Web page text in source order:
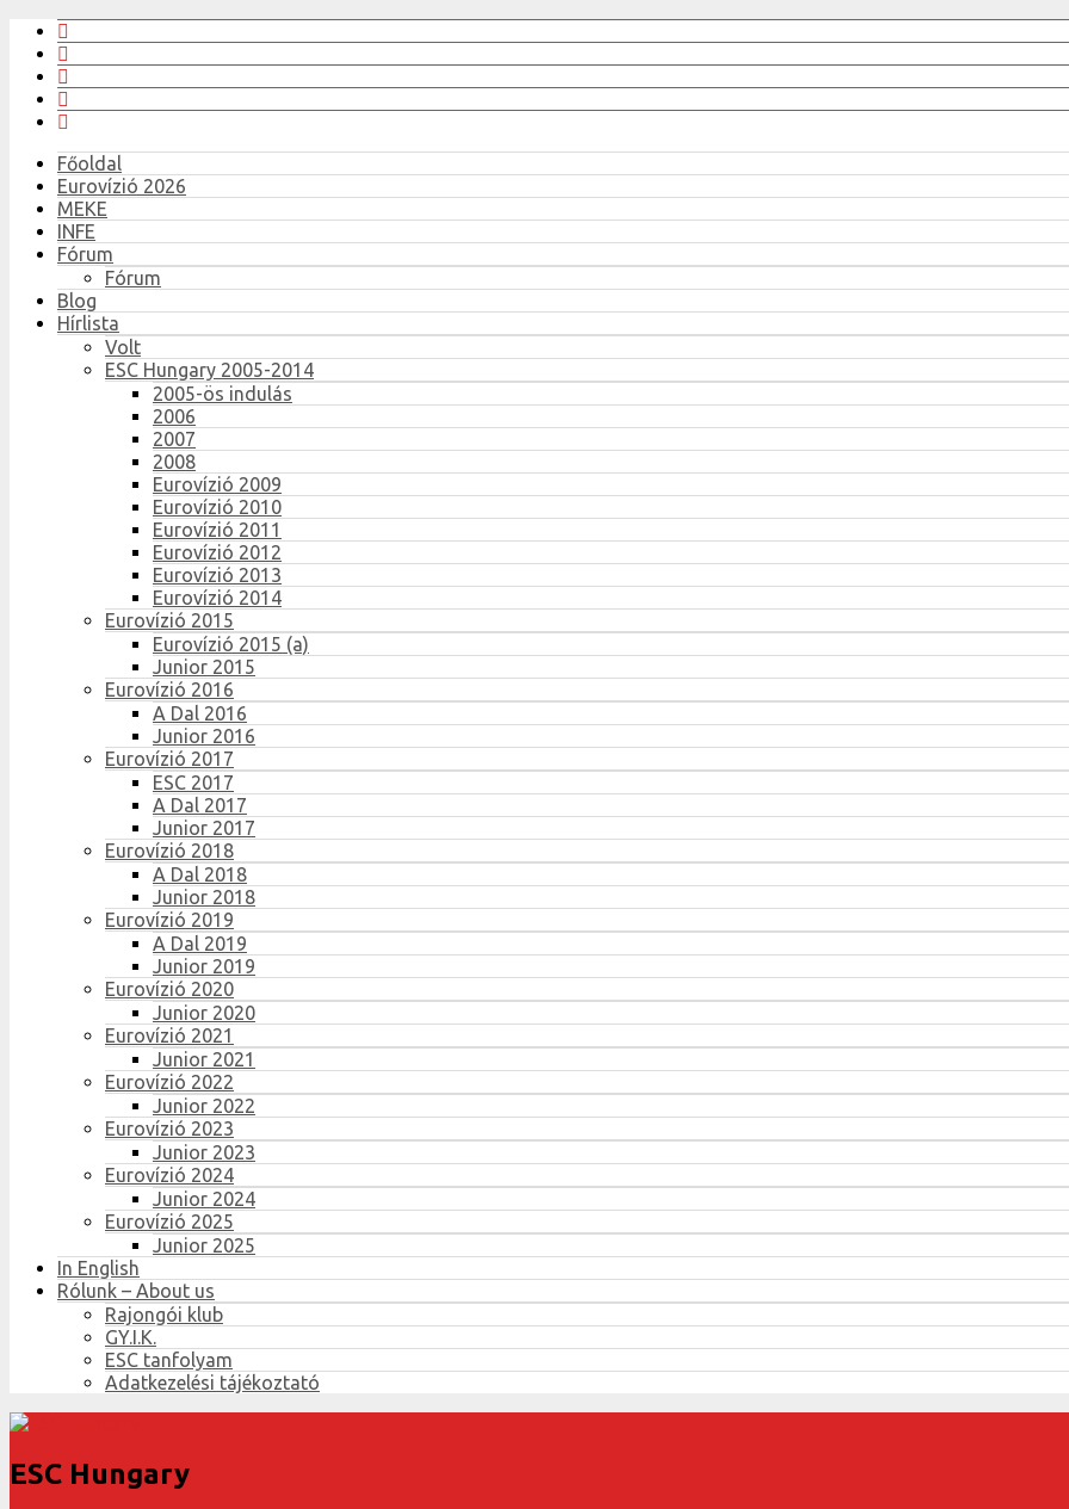
Főoldal
Eurovízió 2026
MEKE
INFE
Fórum
Fórum
Blog
Hírlista
Volt
ESC Hungary 2005-2014
2005-ös indulás
2006
2007
2008
Eurovízió 2009
Eurovízió 2010
Eurovízió 2011
Eurovízió 2012
Eurovízió 2013
Eurovízió 2014
Eurovízió 2015
Eurovízió 2015 (a)
Junior 2015
Eurovízió 2016
A Dal 2016
Junior 2016
Eurovízió 2017
ESC 2017
A Dal 2017
Junior 2017
Eurovízió 2018
A Dal 2018
Junior 2018
Eurovízió 2019
A Dal 2019
Junior 2019
Eurovízió 2020
Junior 2020
Eurovízió 2021
Junior 2021
Eurovízió 2022
Junior 2022
Eurovízió 2023
Junior 2023
Eurovízió 2024
Junior 2024
Eurovízió 2025
Junior 2025
In English
Rólunk – About us
Rajongói klub
GY.I.K.
ESC tanfolyam
Adatkezelési tájékoztató
ESC Hungary